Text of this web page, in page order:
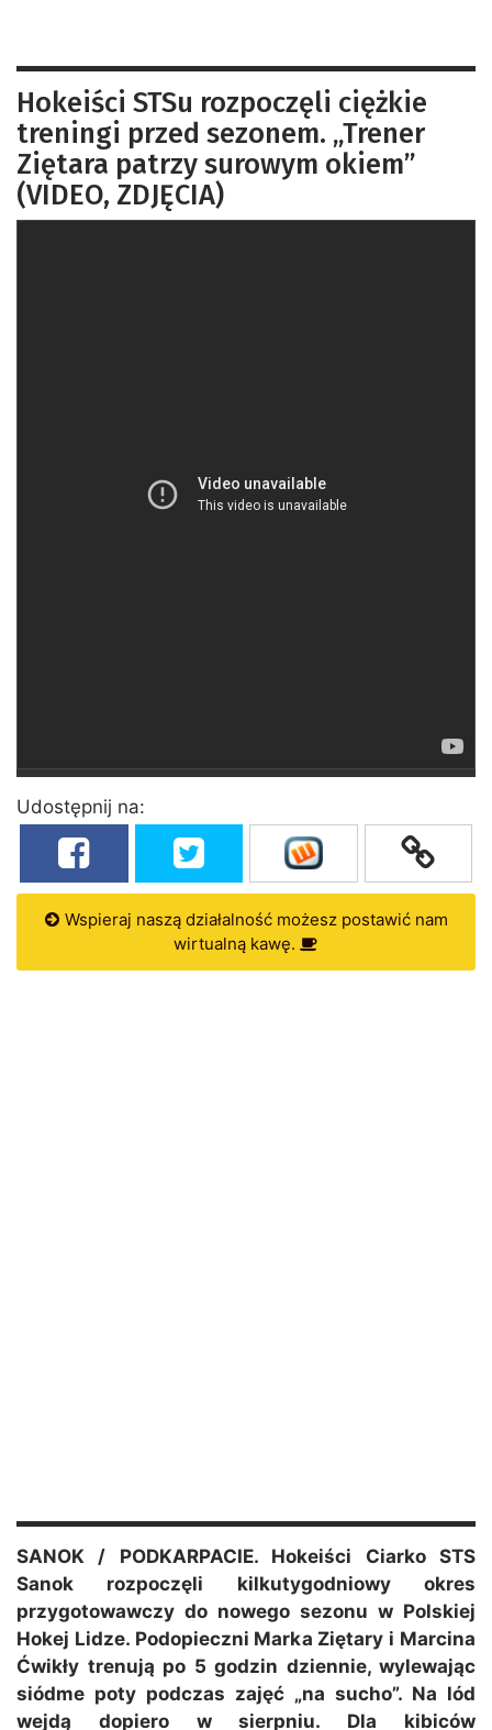
Hokeiści STSu rozpoczęli ciężkie
treningi przed sezonem. „Trener
Ziętara patrzy surowym okiem”
(VIDEO, ZDJĘCIA)
Udostępnij na:
Wspieraj naszą działalność możesz postawić nam
wirtualną kawę.
SANOK / PODKARPACIE. Hokeiści Ciarko STS
Sanok rozpoczęli kilkutygodniowy okres
przygotowawczy do nowego sezonu w Polskiej
Hokej Lidze. Podopieczni Marka Ziętary i Marcina
Ćwikły trenują po 5 godzin dziennie, wylewając
siódme poty podczas zajęć „na sucho”. Na lód
wejdą dopiero w sierpniu. Dla kibiców